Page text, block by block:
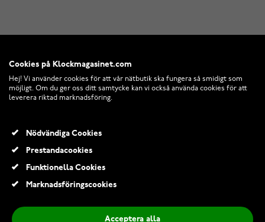
Cookies på Klockmagasinet.com
Hej! Vi använder cookies för att vår nätbutik ska fungera så smidigt som
möjligt. Om du ger oss ditt samtycke kan vi också använda cookies för att
leverera riktad marknadsföring.
Nödvändiga Cookies
Prestandacookies
Funktionella Cookies
Marknadsföringscookies
Acceptera alla